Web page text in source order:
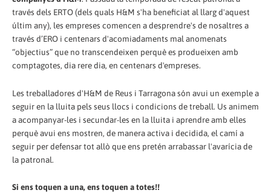
través dels ERTO (dels quals H&M s'ha beneficiat al llarg d'aquest
últim any), les empreses comencen a desprendre's de nosaltres a
través d’ERO i centenars d'acomiadaments mal anomenats
“objectius” que no transcendeixen perquè es produeixen amb
comptagotes, dia rere dia, en centenars d'empreses.
Les treballadores d'H&M de Reus i Tarragona són avui un exemple a
seguir en la lluita pels seus llocs i condicions de treball. Us animem
a acompanyar-les i secundar-les en la lluita i aprendre amb elles
perquè avui ens mostren, de manera activa i decidida, el camí a
seguir per defensar tot allò que ens pretén arrabassar l'avarícia de
la patronal.
Si ens toquen a una, ens toquen a totes!!